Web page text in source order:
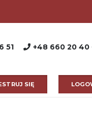
51 +48 660 20 40
SIĘ